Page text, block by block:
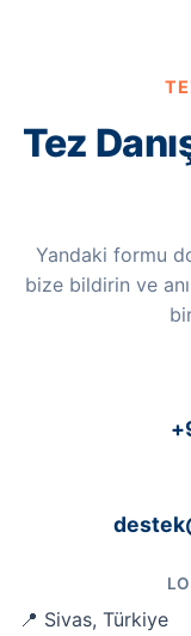
Tez
Yandaki formu
bize bildirin ve
📍 Sivas, Türkiye